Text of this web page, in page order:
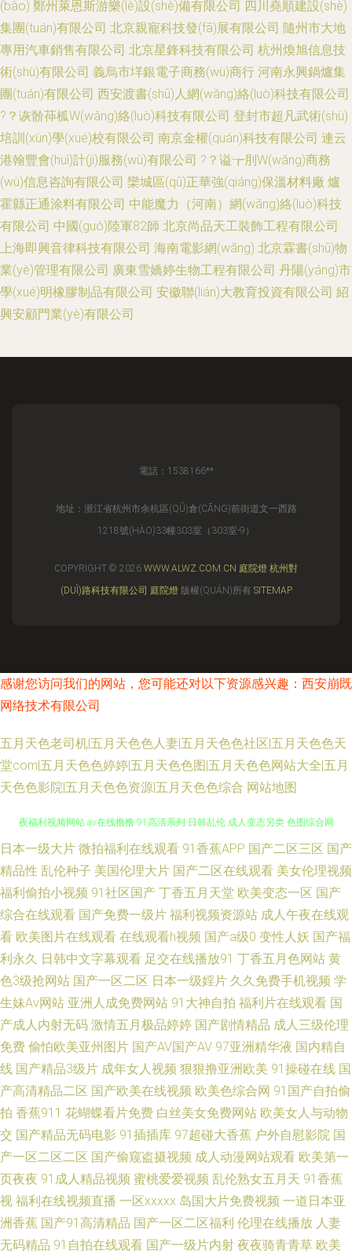
(bào) 鄭州萊恩斯游樂(lè)設(shè)備有限公司 四川堯順建設(shè)
集團(tuán)有限公司 北京親寵科技發(fā)展有限公司 隨州市大地
專用汽車銷售有限公司 北京星鋒科技有限公司 杭州煥旭信息技
術(shù)有限公司 義烏市垟銀電子商務(wù)商行 河南永興鍋爐集
團(tuán)有限公司 西安渡書(shū)人網(wǎng)絡(luò)科技有限公司
?？诙骱茽柧W(wǎng)絡(luò)科技有限公司 登封市超凡武術(shù)
培訓(xùn)學(xué)校有限公司 南京金權(quán)科技有限公司 連云
港翰豐會(huì)計(jì)服務(wù)有限公司 ?？谥┲刖W(wǎng)商務
(wù)信息咨詢有限公司 欒城區(qū)正華強(qiáng)保溫材料廠 爐
霍縣正通涂料有限公司 中能魔力（河南）網(wǎng)絡(luò)科技
有限公司 中國(guó)陸軍82師 北京尚品天工裝飾工程有限公司
上海即興音律科技有限公司 海南電影網(wǎng) 北京霖書(shū)物
業(yè)管理有限公司 廣東雪嬌婷生物工程有限公司 丹陽(yáng)市
學(xué)明橡膠制品有限公司 安徽聯(lián)大教育投資有限公司 紹
興安顧門業(yè)有限公司
電話：1538166**
地址：浙江省杭州市余杭區(QŪ)倉(CĀNG)前街道文一西路
1218號(HÀO)33幢303室（303室-9）
COPYRIGHT © 2026 WWW.ALWZ.COM.CN 庭院燈 杭州對
(DUÌ)路科技有限公司 庭院燈版權(QUÁN)所有 SITEMAP
感谢您访问我们的网站，您可能还对以下资源感兴趣：西安崩既
网络技术有限公司
五月天色老司机|五月天色色人妻|五月天色色社区|五月天色色天
堂com|五月天色色婷婷|五月天色色图|五月天色色网站大全|五月
天色色影院|五月天色色资源|五月天色色综合 网站地图
久久快播网 韩国二级无码 探花av天堂 性爱色图日本午夜 成人AV久人亚洲 深
夜福利视频网站 av在线撸撸 91高清系列 日韩乱伦 成人变态另类 色图综合网
爱 91视色 久久网91 韩国avvv 91看片安装 91熟女热 在线成人欧美 第一福利
视频 99这里 91n一起c 啊v视频 国产91在线看 女人的天堂AV 韩国不卡AC视
频 熟女在线视频网站 国产三级综合在线 av午夜探花 在线超碰99 欧美亚18性
爱 欧美性国产 91豆花精品 人妖aV成人电影 国产麻豆aa 亚洲影音先锋素人
97人人香蕉 91大神片子 草草浮力限制国产 日本不卡视屏 日本老司机草 欧美
色网5 69福利影院 玖玖大香蕉稳定 青娱乐聚色伦 欧美性V 97视频中文字幕
在线奇米666 香蕉视频污黄 激情伊人都市激情 www99肏 黄色视频一区二区
99激情 变态伪娘自慰 狼人香蕉av 99超碰碰 97超碰人人艹 含羞草av试看 久
日本一级大片 微拍福利在线观看 91香蕉APP 国产二区三区 国产
精品性 乱伦种子 美国伦理大片 国产二区在线观看 美女伦理视频
福利偷拍小视频 91社区国产 丁香五月天堂 欧美变态一区 国产
综合在线观看 国产免费一级片 福利视频资源站 成人午夜在线观
看 欧美图片在线观看 在线观看h视频 国产a级0 变性人妖 国产福
利永久 日韩中文字幕观看 足交在线播放91 丁香五月色网站 黄
色3级抢网站 国产一区二区 日本一级婬片 久久免费手机视频 学
生妹Av网站 亚洲人成免费网站 91大神自拍 福利片在线观看 国
产成人内射无码 激情五月极品婷婷 国产剧情精品 成人三级伦理
免费 偷怕欧美亚州图片 国产AV国产AV 97亚洲精华液 国内精自
线 国产精品3级片 成年女人视频 狠狠撸亚洲欧美 91操碰在线 国
产高清精品二区 国产欧美在线视频 欧美色综合网 91国产自拍偷
拍 香蕉911 花蝴蝶看片免费 白丝美女免费网站 欧美女人与动物
交 国产精品无码电影 91插插库 97超碰大香蕉 户外自慰影院 国
产一区二区二区 国产偷窥盗摄视频 成人动漫网站观看 欧美第一
页夜夜 91成人精品视频 蜜桃爱爱视频 乱伦熟女五月天 91香蕉
视 福利在线视频直播 一区xxxxx 岛国大片免费视频 一道日本亚
洲香蕉 国产91高清精品 国产一区二区福利 伦理在线播放 人妻
无码精品 91自拍在线观看 国产一级片内射 夜夜骑青青草 欧美